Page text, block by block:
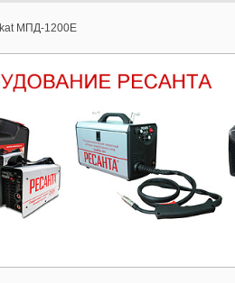
МПД-1200Е